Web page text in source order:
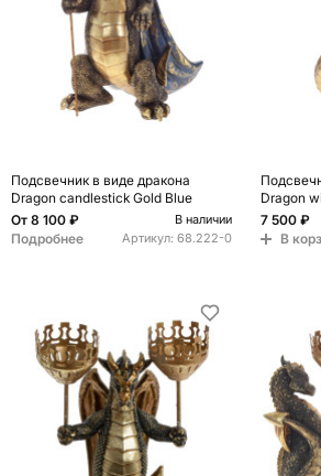
Подсвечник в виде дракона
Dragon candlestick Gold Blue
От 8 100 ₽ В наличии
Подробнее Артикул: 68.222-0
Dragon
7 500 ₽
В